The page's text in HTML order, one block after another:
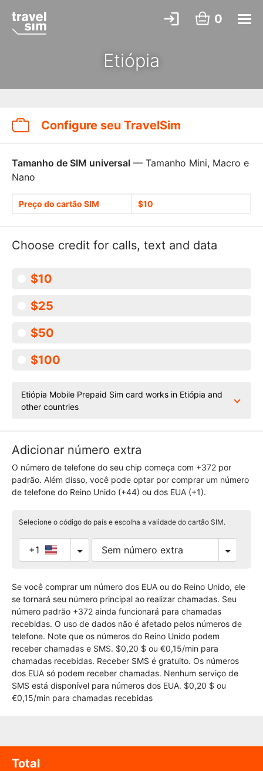
0
Etiópia
Configure seu TravelSim
Tamanho de SIM universal — Tamanho Mini, Macro e
Nano
Preço do cartão SIM $10
Choose credit for calls, text and data
$10
$25
$50
$100
Etiópia Mobile Prepaid Sim card works in Etiópia and
other countries
Adicionar número extra
O número de telefone do seu chip começa com +372 por
padrão. Além disso, você pode optar por comprar um número
de telefone do Reino Unido (+44) ou dos EUA (+1).
Selecione o código do país e escolha a validade do cartão SIM.
+1
Se você comprar um número dos EUA ou do Reino Unido, ele
se tornará seu número principal ao realizar chamadas. Seu
número padrão +372 ainda funcionará para chamadas
recebidas. O uso de dados não é afetado pelos números de
telefone. Note que os números do Reino Unido podem
receber chamadas e SMS. $0,20 $ ou €0,15/min para
chamadas recebidas. Receber SMS é gratuito. Os números
dos EUA só podem receber chamadas. Nenhum serviço de
SMS está disponível para números dos EUA. $0,20 $ ou
€0,15/min para chamadas recebidas
Total